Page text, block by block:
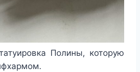
Полины, которую